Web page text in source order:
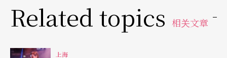
又从楼上跳下来！无保护！无吊绳！都能听到这两
个人落在沙袋上「砰」的一声……就在你目瞪口呆
的时候，「武松」把「西门庆」打下狮子楼，然后
Related topics 相关文章
上海